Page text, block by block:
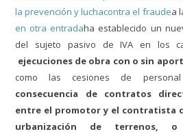
la prevención y luchacontra el fraudea
en otra entradaha establecido un
del sujeto pasivo de IVA en los
ejecuciones de obra con o sin
como las cesiones de
consecuencia de contratos
entre el promotor y el contratista
urbanización de terrenos,